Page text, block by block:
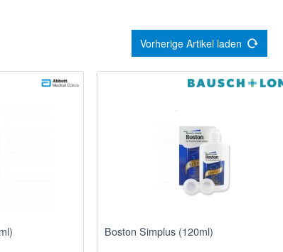
Vorherige Artikel laden
Boston Simplus (120ml)